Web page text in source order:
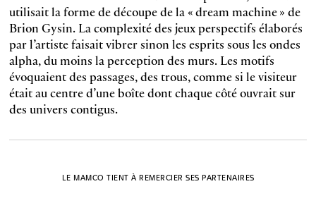
utilisait la forme de découpe de la « dream machine » de
Brion Gysin. La complexité des jeux perspectifs élaborés
par l’artiste faisait vibrer sinon les esprits sous les ondes
alpha, du moins la perception des murs. Les motifs
évoquaient des passages, des trous, comme si le visiteur
était au centre d’une boîte dont chaque côté ouvrait sur
des univers contigus.
LE MAMCO TIENT À REMERCIER SES PARTENAIRES